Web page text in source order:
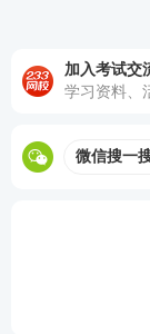
4、具有安全
安全生产业务
加入考试交
学习资料、
微信搜一